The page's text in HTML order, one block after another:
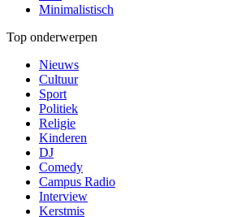
Minimalistisch
Top onderwerpen
Nieuws
Cultuur
Sport
Politiek
Religie
Kinderen
DJ
Comedy
Campus Radio
Interview
Kerstmis